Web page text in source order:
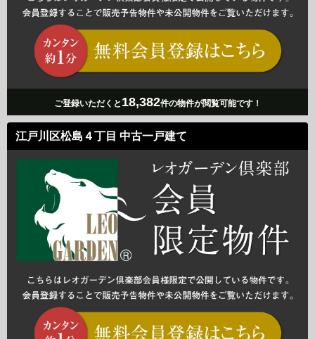
ご登録いただくと 18,382件の物件が閲覧可能です！
江戸川区松島４丁目 中古一戸建て